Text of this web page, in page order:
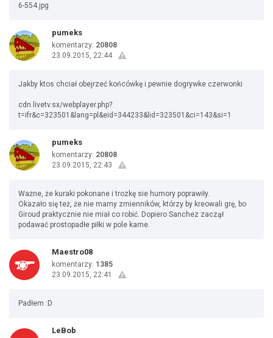
6-554.jpg
pumeks
komentarzy: 20808
23.09.2015, 22:44
Jakby ktos chciał obejrzeć końcówkę i pewnie dogrywke czerwonki
cdn.livetv.sx/webplayer.php?
t=ifr&c=323501&lang=pl&eid=344233&lid=323501&ci=143&si=1
pumeks
komentarzy: 20808
23.09.2015, 22:43
Ważne, że kuraki pokonane i trozkę sie humory poprawiły.
Okazało się też, że nie mamy zmienników, którzy by kreowali grę, bo
Giroud praktycznie nie miał co robić. Dopiero Sanchez zaczął
podawać prostopadłe piłki w pole karne.
Maestro08
komentarzy: 1385
23.09.2015, 22:41
Padłem :D
LeBob